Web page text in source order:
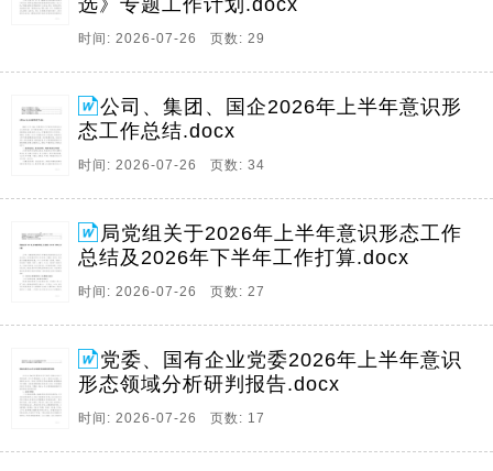
时间: 2026-07-26 页数: 29
公司、集团、国企2026年上半年意识形
态工作总结.docx
时间: 2026-07-26 页数: 34
局党组关于2026年上半年意识形态工作
总结及2026年下半年工作打算.docx
时间: 2026-07-26 页数: 27
党委、国有企业党委2026年上半年意识
形态领域分析研判报告.docx
时间: 2026-07-26 页数: 17